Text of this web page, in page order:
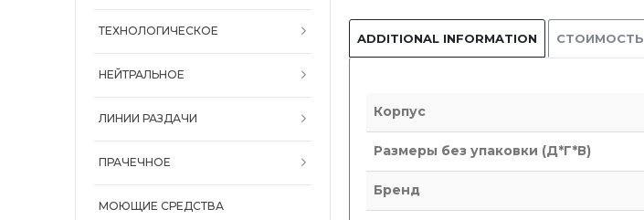
ADDITIONAL INFORMATION СТОИМОСТЬ
Корпус
Размеры без упаковки (Д*Г*В)
Бренд
ТЕХНОЛОГИЧЕСКОЕ
НЕЙТРАЛЬНОЕ
ЛИНИИ РАЗДАЧИ
ПРАЧЕЧНОЕ
МОЮЩИЕ СРЕДСТВА